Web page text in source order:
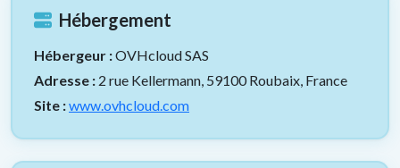
Hébergement
Hébergeur :OVHcloud SAS
Adresse : 2 rue Kellermann, 59100 Roubaix, France
Site :www.ovhcloud.com